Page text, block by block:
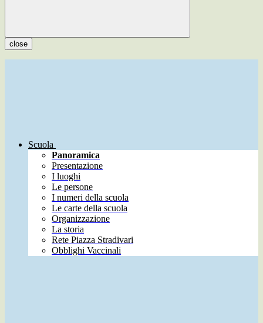
close
Scuola
Panoramica
Presentazione
I luoghi
Le persone
I numeri della scuola
Le carte della scuola
Organizzazione
La storia
Rete Piazza Stradivari
Obblighi Vaccinali